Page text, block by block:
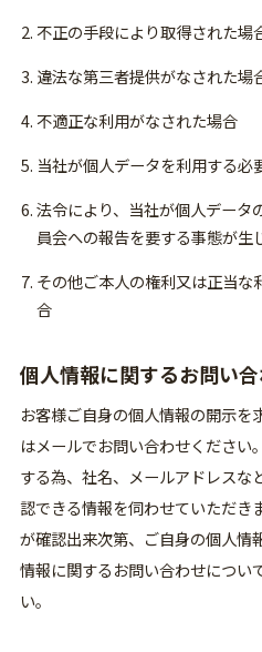
不正の手段により取得された場
違法な第三者提供がなされた場
不適正な利用がなされた場合
当社が個人データを利用する必
法令により、当社が個人データ
員会への報告を要する事態が生
その他ご本人の権利又は正当
合
個人情報に関するお問い
お客様ご自身の個人情報の開示を
はメールでお問い合わせください
する為、社名、メールアドレスな
認できる情報を伺わせていただき
が確認出来次第、ご自身の個人情
情報に関するお問い合わせについ
い。